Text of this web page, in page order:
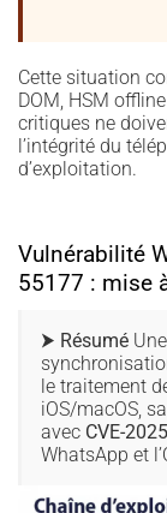
Cette situation
DOM, HSM
critiques ne
l’intégrité du
d’exploitation.
Vulnérabilité
55177 : mise
⮞ Résumé
le traitement
iOS/macOS,
avec CVE-
WhatsApp et